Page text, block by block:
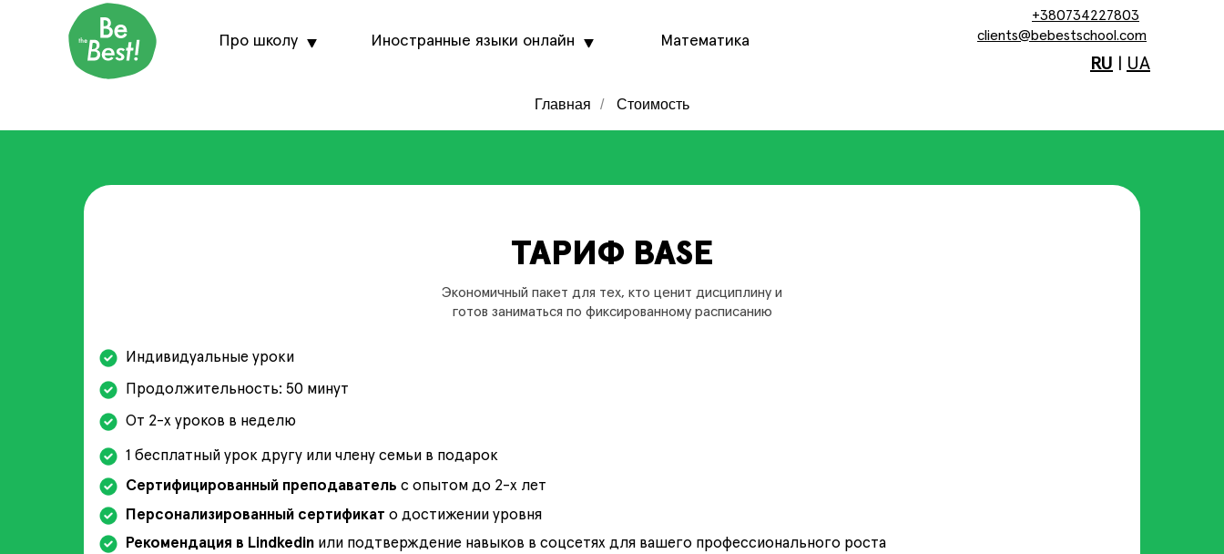
Иностранные языки онлайн
Про школу
+380734227803
clients@bebestschool.com
Математика
RU UA
Главная / Стоимость
ТАРИФ BASE
Индивидуальные уроки
Продолжительность: 50 минут
От 2-х уроков в неделю
1 бесплатный урок другу или члену семьи в подарок
Сертифицированный преподаватель с опытом до 2-х лет
Персонализированный сертификат о достижении уровня
Рекомендация в Lindkedin или подтверждение навыков в соцсетях для вашего профессионального роста
Экономичный пакет для тех, кто ценит дисциплину и
готов заниматься по фиксированному расписанию